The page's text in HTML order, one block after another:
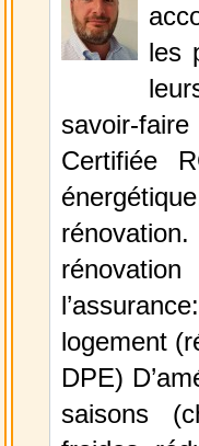
les
savoir-
Certifiée
logement
DPE)
saisons